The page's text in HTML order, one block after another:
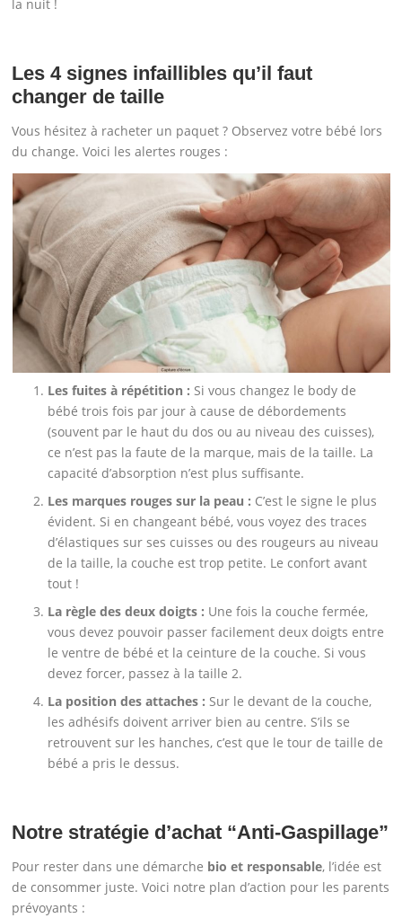
la nuit !
Les 4 signes infaillibles qu’il faut
changer de taille
Vous hésitez à racheter un paquet ? Observez votre bébé lors
du change. Voici les alertes rouges :
Les fuites à répétition : Si vous changez le body de
bébé trois fois par jour à cause de débordements
(souvent par le haut du dos ou au niveau des cuisses),
ce n’est pas la faute de la marque, mais de la taille. La
capacité d’absorption n’est plus suffisante.
Les marques rouges sur la peau : C’est le signe le plus
évident. Si en changeant bébé, vous voyez des traces
d’élastiques sur ses cuisses ou des rougeurs au niveau
de la taille, la couche est trop petite. Le confort avant
tout !
La règle des deux doigts : Une fois la couche fermée,
vous devez pouvoir passer facilement deux doigts entre
le ventre de bébé et la ceinture de la couche. Si vous
devez forcer, passez à la taille 2.
La position des attaches : Sur le devant de la couche,
les adhésifs doivent arriver bien au centre. S’ils se
retrouvent sur les hanches, c’est que le tour de taille de
bébé a pris le dessus.
Notre stratégie d’achat “Anti-Gaspillage”
Pour rester dans une démarche bio et responsable, l’idée est
de consommer juste. Voici notre plan d’action pour les parents
prévoyants :